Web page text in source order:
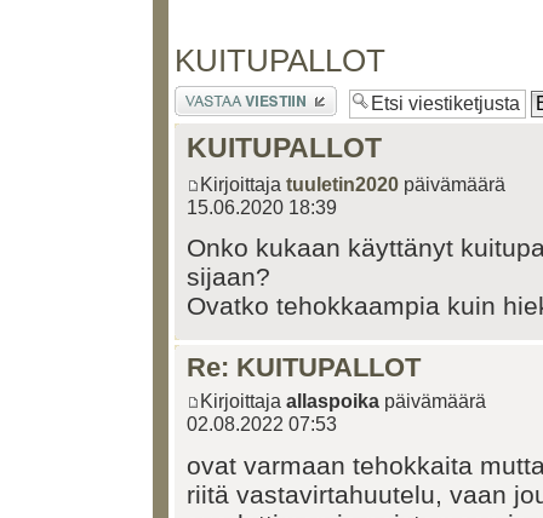
KUITUPALLOT
Lähetä vastaus
KUITUPALLOT
Kirjoittaja tuuletin2020 päivämäärä
15.06.2020 18:39
Onko kukaan käyttänyt
sijaan?
Ovatko tehokkaampia kuin
Re: KUITUPALLOT
Kirjoittaja allaspoika päivämäärä
02.08.2022 07:53
ovat varmaan tehokkaita
riitä vastavirtahuutelu, vaan